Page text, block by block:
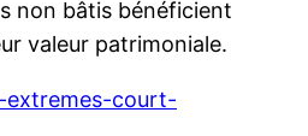
non bâtis bénéficient
valeur patrimoniale.
extremes-court-